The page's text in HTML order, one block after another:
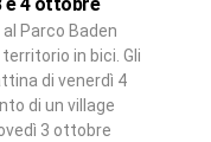
e 4 ottobre
Parco Baden
in bici. Gli
di venerdì 4
di un village
3 ottobre